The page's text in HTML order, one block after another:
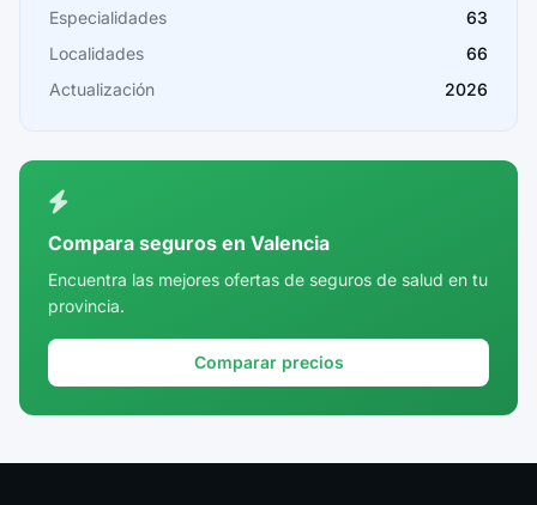
Cantabria
Castellón
Córdoba
Cuenca
Girona
Especialidades
63
Localidades
66
Actualización
2026
Compara seguros en Valencia
Encuentra las mejores ofertas de seguros de salud en tu
provincia.
Comparar precios